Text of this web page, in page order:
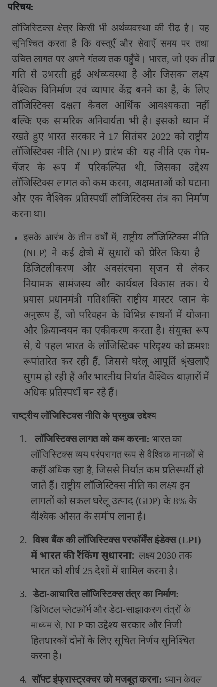
परिचय:
लॉजिस्टिक्स क्षेत्र किसी भी अर्थव्यवस्था की रीढ़ है। यह
सुनिश्चित करता है कि वस्तुएँ और सेवाएँ समय पर तथा
उचित लागत पर अपने गंतव्य तक पहुँचें। भारत, जो एक तीव्र
गति से उभरती हुई अर्थव्यवस्था है और जिसका लक्ष्य
वैश्विक विनिर्माण एवं व्यापार केंद्र बनने का है,के लिए
लॉजिस्टिक्स दक्षता केवल आर्थिक आवश्यकता नहीं
बल्कि एक सामरिक अनिवार्यता भी है। इसको ध्यान में
रखते हुए भारत सरकार ने 17सितंबर 2022 को राष्ट्रीय
लॉजिस्टिक्स नीति (NLP) प्रारंभ की। यह नीति एक गेम-
चेंजर के रूप में परिकल्पित थी,जिसका उद्देश्य
लॉजिस्टिक्स लागत को कम करना, अक्षमताओं को घटाना
और एक वैश्विक प्रतिस्पर्धी लॉजिस्टिक्स तंत्र का निर्माण
करना था।
इसके आरंभ के तीन वर्षों में, राष्ट्रीय लॉजिस्टिक्स नीति
(NLP) ने कई क्षेत्रों में सुधारों को प्रेरित किया है—
डिजिटलीकरण और अवसंरचना सृजन से लेकर
नियामक सामंजस्य और कार्यबल विकास तक। ये
प्रयास प्रधानमंत्री गतिशक्ति राष्ट्रीय मास्टर प्लान के
अनुरूप हैं,जो परिवहन के विभिन्न साधनों में योजना
और क्रियान्वयन का एकीकरण करता है। संयुक्त रूप
से,ये पहल भारत के लॉजिस्टिक्स परिदृश्य को क्रमशः
रूपांतरित कर रही हैं, जिससे घरेलू आपूर्ति श्रृंखलाएँ
सुगम हो रही हैं और भारतीय निर्यात वैश्विक बाज़ारों में
अधिक प्रतिस्पर्धी बन रहे हैं।
राष्ट्रीय लॉजिस्टिक्स नीति के प्रमुख उद्देश्य
1. लॉजिस्टिक्स लागत को कम करना: भारत का
लॉजिस्टिक्स व्यय परंपरागत रूप से वैश्विक मानकों से
कहीं अधिक रहा है, जिससे निर्यात कम प्रतिस्पर्धी हो
जाते हैं। राष्ट्रीय लॉजिस्टिक्स नीति का लक्ष्य इन
लागतों को सकल घरेलू उत्पाद (GDP) के 8% के
वैश्विक औसत के समीप लाना है।
2.
विश्व बैंक की लॉजिस्टिक्स परफॉर्मेंस इंडेक्स (LPI)
में भारत की रैंकिंग सुधारना: लक्ष्य 2030 तक
भारत को शीर्ष 25 देशों में शामिल करना है।
3.
डेटा-आधारित लॉजिस्टिक्स तंत्र का निर्माण:
डिजिटल प्लेटफ़ॉर्म और डेटा-साझाकरण तंत्रों के
माध्यम से, NLPका उद्देश्य सरकार और निजी
हितधारकों दोनों के लिए सूचित निर्णय सुनिश्चित
करना है।
4. सॉफ्ट इंफ्रास्ट्रक्चर को मजबूत करना: ध्यान केवल